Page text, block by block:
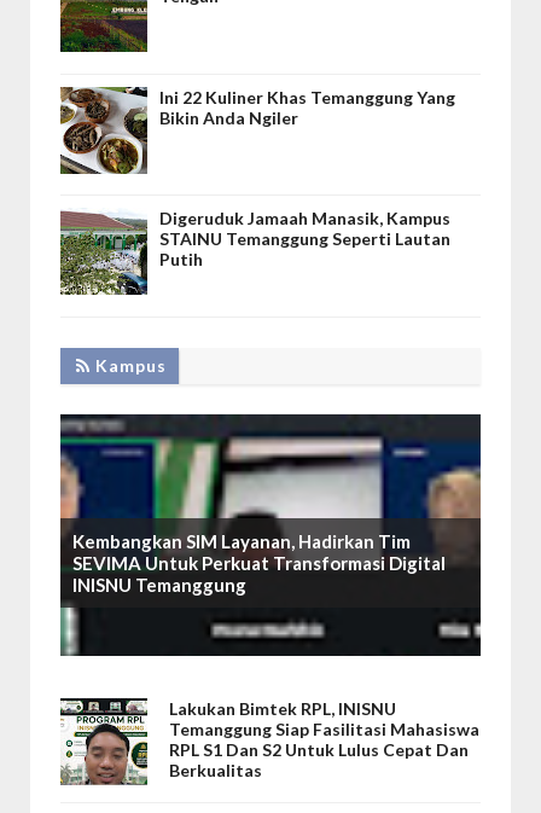
Ini 22 Kuliner Khas Temanggung Yang
Bikin Anda Ngiler
Digeruduk Jamaah Manasik, Kampus
STAINU Temanggung Seperti Lautan
Putih
Kampus
Kembangkan SIM Layanan, Hadirkan Tim
SEVIMA Untuk Perkuat Transformasi Digital
INISNU Temanggung
Lakukan Bimtek RPL, INISNU
Temanggung Siap Fasilitasi Mahasiswa
RPL S1 Dan S2 Untuk Lulus Cepat Dan
Berkualitas